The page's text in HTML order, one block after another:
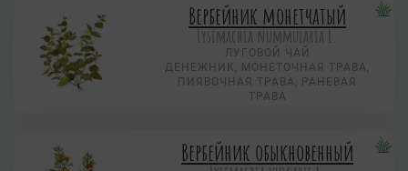
Вербейник монетчатый
Lysimachia nummularia L.
ЛУГОВОЙ ЧАЙ
ДЕНЕЖНИК, МОНЕТОЧНАЯ ТРАВА,
ПИЯВОЧНАЯ ТРАВА, РАНЕВАЯ
ТРАВА
Вербейник обыкновенный